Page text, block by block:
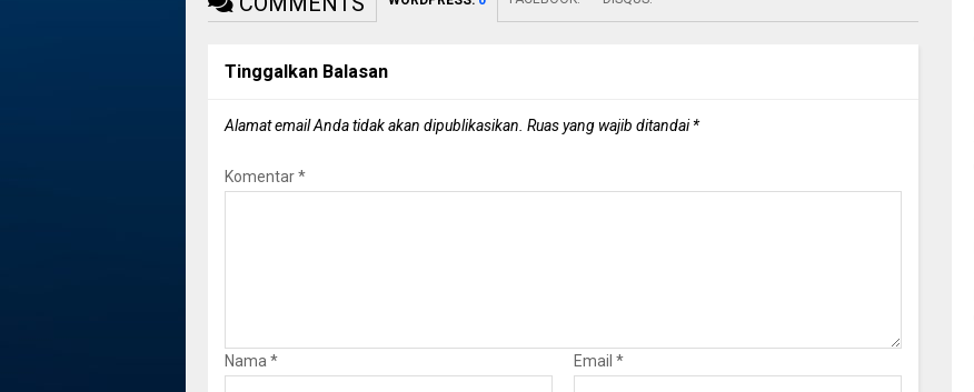
Tinggalkan Balasan
Alamat email Anda tidak akan dipublikasikan. Ruas yang wajib ditandai*
Komentar*
Nama * Email *